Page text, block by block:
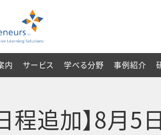
内 サービス 学べる分野 事例紹介
程追加】8月